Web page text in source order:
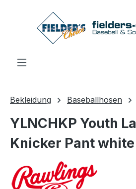
Zum Hauptinhalt springen
Bekleidung Baseballhosen
YLNCHKP Youth
Knicker Pant white